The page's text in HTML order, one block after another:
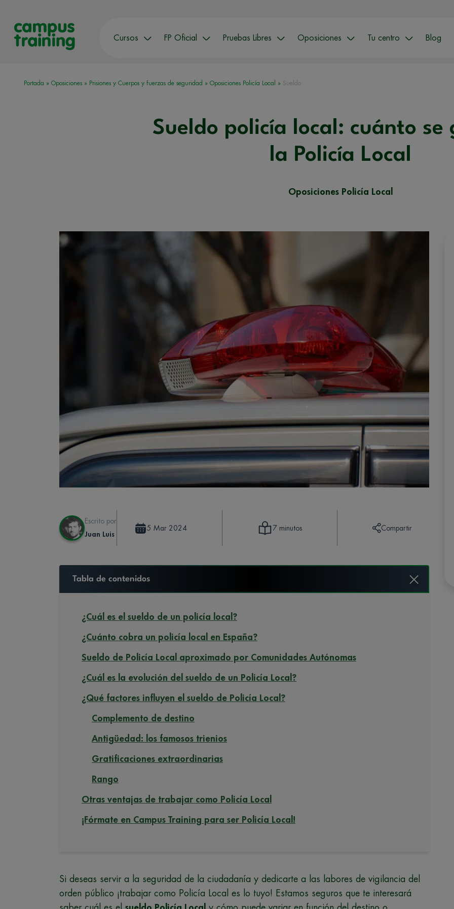
Cursos FP Oficial Pruebas Libres Oposiciones Tu centro Blog
Portada » Oposiciones » Prisiones y Cuerpos y fuerzas de seguridad » Oposiciones Policía Local » Sueldo
Sueldo policía local: cuánto se
la Policía Local
Oposiciones Policía Local
Escrito por
Juan Luis
5 Mar 2024 7 minutos Compartir
Tabla de contenidos
¿Cuál es el sueldo de un policía local?
¿Cuánto cobra un policía local en España?
Sueldo de Policía Local aproximado por Comunidades Autónomas
¿Cuál es la evolución del sueldo de un Policía Local?
¿Qué factores influyen el sueldo de Policía Local?
Complemento de destino
Antigüedad: los famosos trienios
Gratificaciones extraordinarias
Rango
Otras ventajas de trabajar como Policía Local
¡Fórmate en Campus Training para ser Policía Local!
Si deseas servir a la seguridad de la ciudadanía y dedicarte a las labores de vigilancia del
orden público ¡trabajar como Policía Local es lo tuyo! Estamos seguros que te interesará